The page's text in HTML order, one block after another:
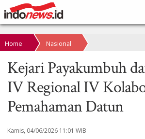
Home Nasional
Kejari Payakumbuh
IV Regional IV
Pemahaman Datun
Kamis, 04/06/2026 11:01 WIB